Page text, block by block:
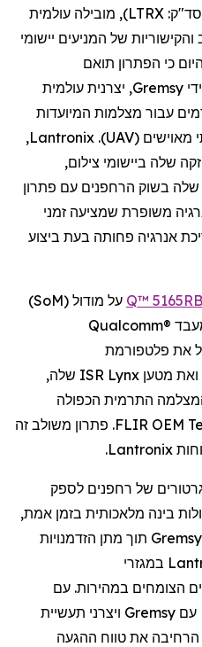
LTRX), מובילה עולמית
של המניעים יישומי
היום כי הפתרון תואם
Gremsy, יצרנית עולמית
עבור מצלמות המיועדות
מאוישים (UAV
).
Lantronix
,
שלה ביישומי צילום,
בשוק הרחפנים עם פתרון
משופרת שמציעה זמני
אנרגיה פחותה בעת ביצוע
על מודול (SoM
)
Qualcomm®
את פלטפורמת
ואת מטען Lynx
ISR שלה,
התרמית הכפולה
FLIR OEM. פתרון משולב זה
Lantronix
.
של רחפנים לספק
בינה מלאכותית בזמן אמת,
Gremsy תוך מתן הזדמנויות
במגזרי
הצומחים במהירות. עם
עם Gremsy ויצרני תעשיית
הרחיבה את טווח ההגעה